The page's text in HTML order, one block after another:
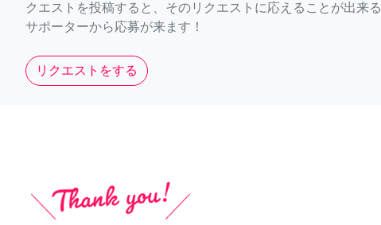
クエストを投稿すると、そのリクエストに応えることが出来る
サポーターから応募が来ます！
リクエストをする